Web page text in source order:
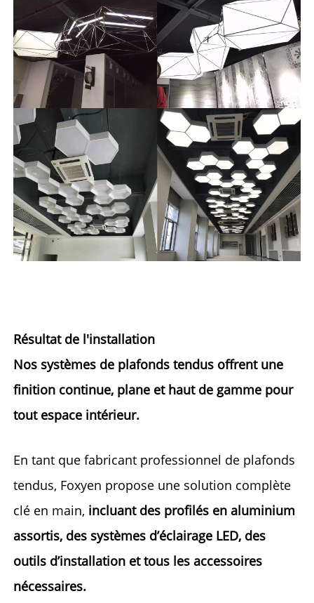
Résultat de l'installation
Nos systèmes de plafonds tendus offrent une
finition continue, plane et haut de gamme pour
tout espace intérieur.
En tant que fabricant professionnel de plafonds
tendus, Foxyen propose une solution complète
clé en main, incluant des profilés en aluminium
assortis, des systèmes d’éclairage LED, des
outils d’installation et tous les accessoires
nécessaires.